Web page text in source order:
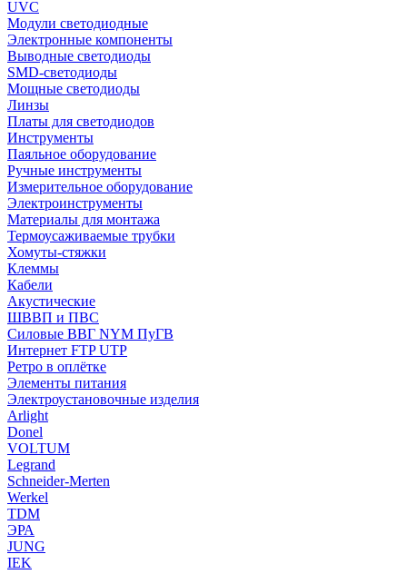
UVC
Модули светодиодные
Электронные компоненты
Выводные светодиоды
SMD-светодиоды
Мощные светодиоды
Линзы
Платы для светодиодов
Инструменты
Паяльное оборудование
Ручные инструменты
Измерительное оборудование
Электроинструменты
Материалы для монтажа
Термоусаживаемые трубки
Хомуты-стяжки
Клеммы
Кабели
Акустические
ШВВП и ПВС
Силовые ВВГ NYM ПуГВ
Интернет FTP UTP
Ретро в оплётке
Элементы питания
Электроустановочные изделия
Arlight
Donel
VOLTUM
Legrand
Schneider-Merten
Werkel
TDM
ЭРА
JUNG
IEK